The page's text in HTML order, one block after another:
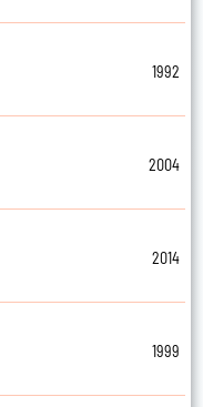
1992
2004
2014
1999